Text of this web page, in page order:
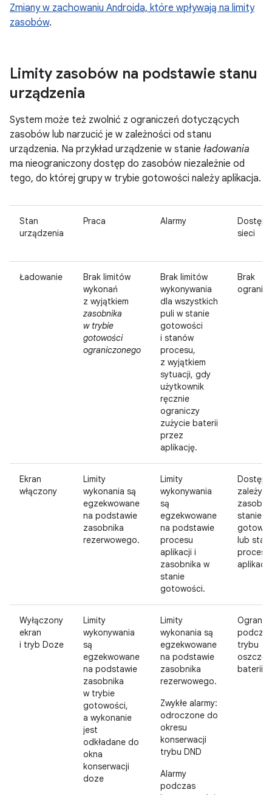
Zmiany w zachowaniu Androida, które wpływają na limity
zasobów.
Limity zasobów na podstawie stanu
urządzenia
System może też zwolnić z ograniczeń dotyczących
zasobów lub narzucić je w zależności od stanu
urządzenia. Na przykład urządzenie w stanie ładowania
ma nieograniczony dostęp do zasobów niezależnie od
tego, do której grupy w trybie gotowości należy aplikacja.
Stan
urządzenia
Praca Alarmy
Dostęp
sieci
Ładowanie
Brak limitów
wykonań
z wyjątkiem
zasobnika
w trybie
gotowości
ograniczonego
Brak limitów
wykonywania
dla wszystkich
puli w stanie
gotowości
i stanów
procesu,
z wyjątkiem
sytuacji, gdy
użytkownik
ręcznie
ograniczy
zużycie baterii
przez
aplikację.
Brak
Ekran
włączony
Limity
wykonania są
egzekwowane
na podstawie
zasobnika
rezerwowego.
Limity
wykonywania
są
egzekwowane
na podstawie
procesu
aplikacji i
zasobnika w
stanie
gotowości.
Dostęp
zależy
stanie
lub
procesu
aplikacji
Wyłączony
ekran
i tryb Doze
Limity
wykonywania
są
egzekwowane
na podstawie
zasobnika
w trybie
gotowości,
a wykonanie
jest
odkładane do
okna
konserwacji
doze
Limity
wykonania są
egzekwowane
na podstawie
zasobnika
rezerwowego.
Zwykłe alarmy:
odroczone do
okresu
konserwacji
trybu DND
Alarmy
podczas
podczas
trybu
baterii